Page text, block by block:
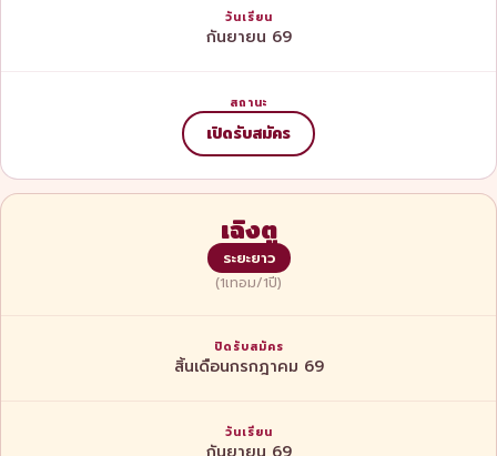
กันยายน 69
เปิดรับสมัคร
เฉิงตู
ระยะยาว
(1เทอม/1ปี)
สิ้นเดือนกรกฎาคม 69